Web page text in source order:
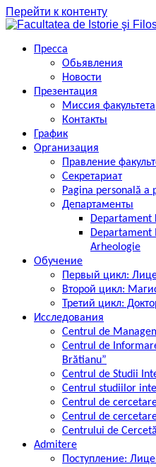
Перейти к контенту
Пресса
Обьявления
Новости
Презентация
Миссия факультета
Контакты
График
Организация
Правление
Секретариат
Pagina personală a
Департаменты
Departament
Departament
Arheologie
Обучение
Первый цикл:
Второй цикл:
Третий цикл:
Исследования
Centrul de
Centrul de
Brătianu”
Centrul de Studii
Centrul studiilor
Centrul de
Centrul de
Centrului de
Admitere
Поступление: